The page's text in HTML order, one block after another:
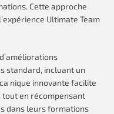
Cette approche
Ultimate Team
standard, incluant un
nique innovante facilite
tout en récompensant
dans leurs formations